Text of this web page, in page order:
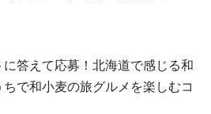
答えて応募！北海道で感じる和
で和小麦の旅グルメを楽しむコ